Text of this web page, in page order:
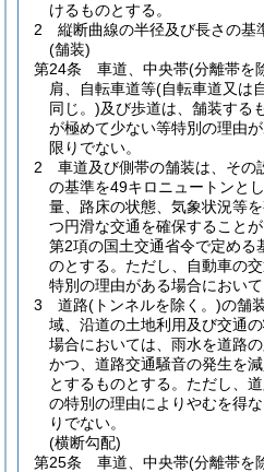
けるものとする。
2
縦断曲線の半径及び長さの基
(舗装)
第24条
車道、中央帯(分離帯を
肩、自転車道等(自転車道又は
同じ。)及び歩道は、舗装する
が極めて少ない等特別の理由
限りでない。
2
車道及び側帯の舗装は、その
の基準を49キロニュートンと
量、路床の状態、気象状況等
つ円滑な交通を確保すること
第2項の国土交通省令で定める
のとする。 ただし、自動車の
特別の理由がある場合において
3
道路(トンネルを除く。)の舗
域、沿道の土地利用及び交通
場合においては、雨水を道路
かつ、道路交通騒音の発生を
とするものとする。 ただし、
の特別の理由によりやむを得
りでない。
(横断勾配)
第25条
車道、中央帯(分離帯を